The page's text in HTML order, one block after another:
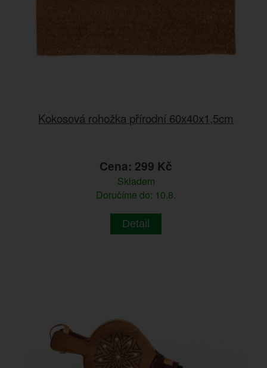
Kokosová rohožka přírodní 60x40x1,5cm
Cena: 299 Kč
Skladem
Doručíme do: 10.8.
Detail